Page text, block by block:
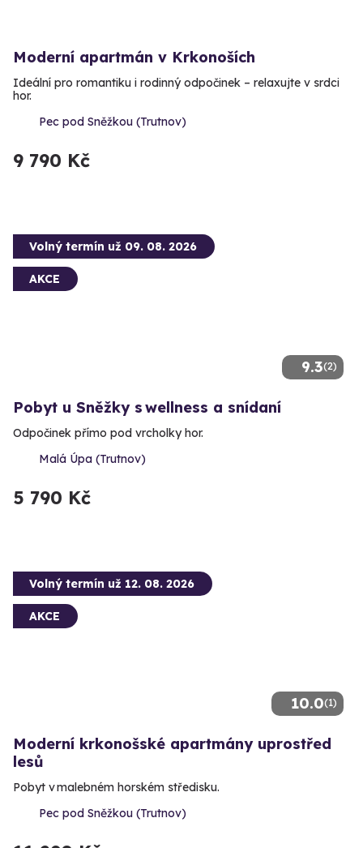
Moderní apartmán v Krkonoších
Ideální pro romantiku i rodinný odpočinek – relaxujte v srdci
hor.
Pec pod Sněžkou (Trutnov)
9 790 Kč
9.3(2)
Volný termín už 09. 08. 2026
AKCE
Pobyt u Sněžky s wellness a snídaní
Odpočinek přímo pod vrcholky hor.
Malá Úpa (Trutnov)
5 790 Kč
10.0(1)
Volný termín už 12. 08. 2026
AKCE
Moderní krkonošské apartmány uprostřed
lesů
Pobyt v malebném horském středisku.
Pec pod Sněžkou (Trutnov)